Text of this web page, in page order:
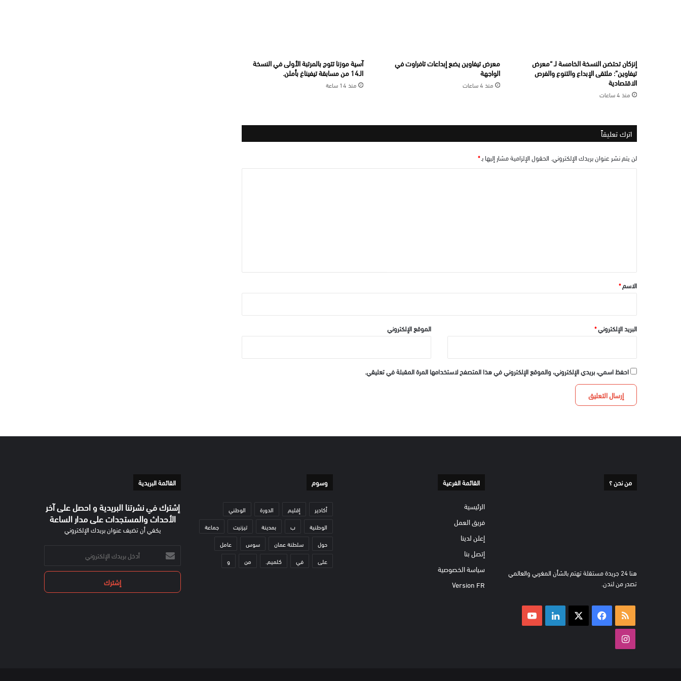
إنزكان تحتضن النسخة الخامسة لـ “معرض
تيفاوين”: ملتقى الإبداع والتنوع والفرص
الاقتصادية
منذ 4 ساعات
معرض تيفاوين يضع إبداعات تافراوت في
الواجهة
منذ 4 ساعات
آسية موزنا تتوج بالمرتبة الأولى في النسخة
الـ14 من مسابقة تيفيناغ بأملن.
منذ 14 ساعة
اترك تعليقاً
لن يتم نشر عنوان بريدك الإلكتروني. الحقول الإلزامية مشار إليها بـ*
*الاسم*
البريد الإلكتروني* الموقع الإلكتروني
احفظ اسمي، بريدي الإلكتروني، والموقع الإلكتروني في هذا المتصفح لاستخدامها المرة المقبلة في تعليقي.
من نحن ؟
هنا 24 جريدة مستقلة تهتم بالشأن المغربي والعالمي
تصدر من لندن.
ملخص فيسبوك لينكدإن
القائمة الفرعية
الرئيسية
فريق العمل
إعلن لدينا
إتصل بنا
سياسة الخصوصية
Version FR
وسوم
أكادير إقليم الدورة
الوطني
الوطنية
ب بمدينة تيزنيت
جماعة
حول
سلطنة عمان سوس
عامل
على
في كلميم. من و
القائمة البريدية
إشترك في نشرتنا البريدية و احصل على آخر
الأحداث والمستجدات على مدار الساعة
يكفي أن تضيف عنوان بريدك الإلكتروني
أدخل
بريدك
الإلكتروني